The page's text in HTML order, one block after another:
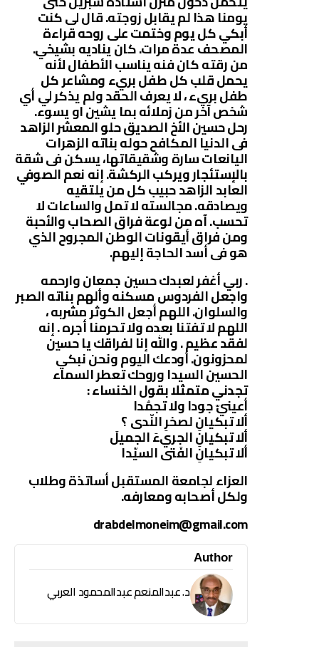
يومنا هذا لم يقابل زوجته. قال لى كنت
أبكي كل يوم وختمت على روحه قراءة
المصحف عدة مرات. كان يناديه بشيخي.
من رقته كان فنه يناسب الأطفال لأنه
يحمل قلب كل طفل بريء ومشاعر كل
طفل بريء ، لا يعرف الحقد ولم يذكر لي أي
شخص آخر من زملائه بما يشين او يسوء.
رحل حسين الأخ الصديق حلو المعشر الزاهد
فى الدنيا المكافح حوله بناته الزهرات
اليانعات سارة وشقيقاتها، يسكن فى شقة
بالإستئجار ويركب الركشة. إنه نعم الصوفي
العابد الزاهد حبيب كل من يلتقيه
ويصادقه. مجالسته لا تمل والساعات لا
تحسب. آه من لوعة فراق الصحاب والأحبة
ومن فراق أيقونات الوطن المجروح الذي
هو فى أسد الحاجة إليهم.
. ربي أغفر لعبدك حسين جمعان وارحمه
واجعل الفردوس مسكنه وألهم بناته الصبر
والسلوان. اللهم أجعل الكوثر مشربه ،
اللهم لا تفتنا بعده ولا تحرمنا أجره . إنه
لفقد عظيم . والله إنا لفراقك يا حسين
لمحزونون. أودعك اليوم ونحن نبكي
الحسين السيدا وروحك تعطر السماء
تجدني متمثلا بقول الخنساء :
أعينيّ جودا ولا تجمُدا
ألا تبكيانِ لصخرِ النّدى ؟
ألا تبكيانِ الجريءَ الجميلَ
ألا تبكيانِ الفَتى السيّدا
العزاء لجامعة المستقبل أساتذة وطلاب
ولكل أصحابه ومعارفه.
drabdelmoneim@gmail.com
Author
د. عبدالمنعم عبدالمحمود العربي